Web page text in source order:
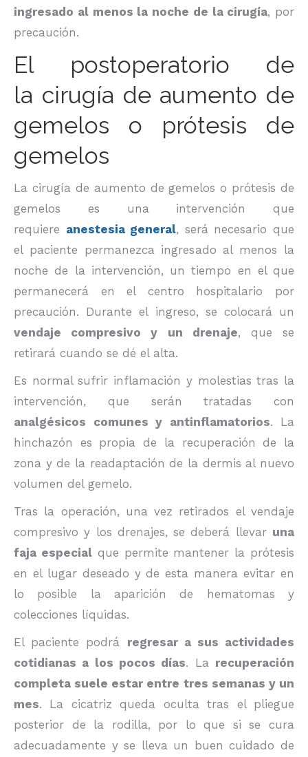
ingresado al menos la noche de la cirugía, por
precaución.
El postoperatorio de
la cirugía de aumento de
gemelos o prótesis de
gemelos
La cirugía de aumento de gemelos o prótesis de
gemelos es una intervención que
requiere anestesia general, será necesario que
el paciente permanezca ingresado al menos la
noche de la intervención, un tiempo en el que
permanecerá en el centro hospitalario por
precaución. Durante el ingreso, se colocará un
vendaje compresivo y un drenaje, que se
retirará cuando se dé el alta.
Es normal sufrir inflamación y molestias tras la
intervención, que serán tratadas con
analgésicos comunes y antinflamatorios. La
hinchazón es propia de la recuperación de la
zona y de la readaptación de la dermis al nuevo
volumen del gemelo.
Tras la operación, una vez retirados el vendaje
compresivo y los drenajes, se deberá llevar una
faja especialque permite mantener la prótesis
en el lugar deseado y de esta manera evitar en
lo posible la aparición de hematomas y
colecciones líquidas.
El paciente podrá regresar a sus actividades
cotidianas a los pocos días. La recuperación
completa suele estar entre tres semanas y un
mes. La cicatriz queda oculta tras el pliegue
posterior de la rodilla, por lo que si se cura
adecuadamente y se lleva un buen cuidado de